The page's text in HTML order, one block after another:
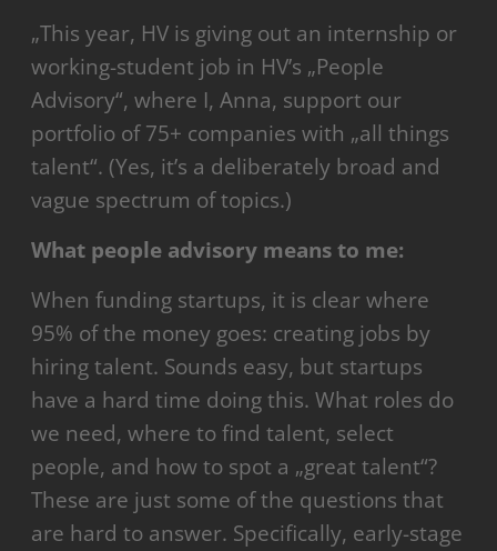
„This year, HV is giving out an internship or
working-student job in HV’s „People
Advisory“, where I, Anna, support our
portfolio of 75+ companies with „all things
talent“. (Yes, it’s a deliberately broad and
vague spectrum of topics.)
What people advisory means to me:
When funding startups, it is clear where
95% of the money goes: creating jobs by
hiring talent. Sounds easy, but startups
have a hard time doing this. What roles do
we need, where to find talent, select
people, and how to spot a „great talent“?
These are just some of the questions that
are hard to answer. Specifically, early-stage